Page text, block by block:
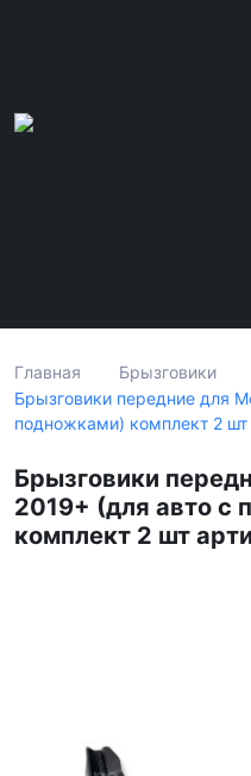
Главная Брызговики
Брызговики передние для
подножками) комплект 2 шт
Брызговики
2019+ (для авто с
комплект 2 шт